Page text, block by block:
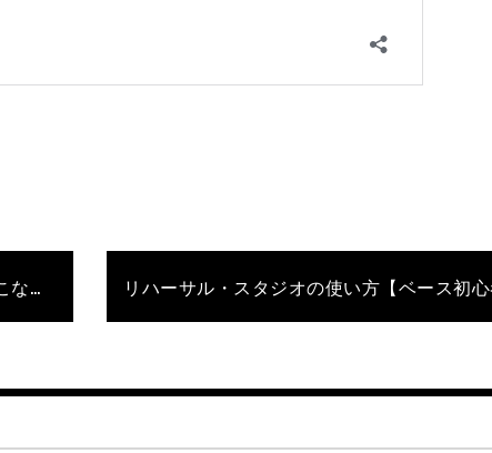
2弦と1弦を制覇！ ペンタを指板全体で使いこなす練習法 Part3【石村順の低音よろず相談所】第147回